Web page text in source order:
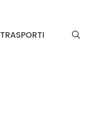
TRASPORTI